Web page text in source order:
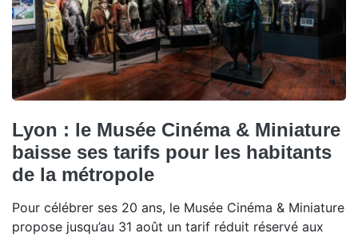
Lyon : le Musée Cinéma & Miniature
baisse ses tarifs pour les habitants
de la métropole
Pour célébrer ses 20 ans, le Musée Cinéma & Miniature
propose jusqu’au 31 août un tarif réduit réservé aux